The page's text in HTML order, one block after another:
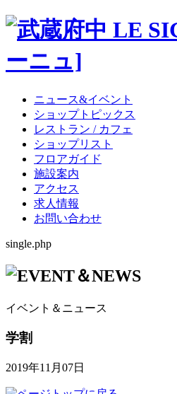
ニュース&イベント
ショップトピックス
レストラン / カフェ
ショップリスト
フロアガイド
施設案内
アクセス
求人情報
お問い合わせ
single.php
イベント＆ニュース
学割
2019年11月07日